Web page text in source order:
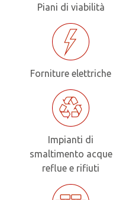
Piani di viabilità
Forniture elettriche
Impianti di
smaltimento acque
reflue e rifiuti